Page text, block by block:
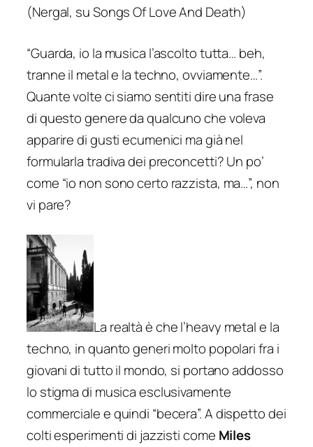
(Nergal, suSongs Of Love And Death)
“Guarda, io la musica l’ascolto tutta… beh,
tranne il metal e la techno, ovviamente…”.
Quante volte ci siamo sentiti dire una frase
di questo genere da qualcuno che voleva
apparire di gusti ecumenici ma già nel
formularla tradiva dei preconcetti? Un po’
come “io non sono certo razzista, ma…”, non
vi pare?
La realtà è che l’heavy metal e la
techno, in quanto generi molto popolari fra i
giovani di tutto il mondo, si portano addosso
lo stigma di musica esclusivamente
commerciale e quindi “becera”. A dispetto dei
colti esperimenti di jazzisti come Miles